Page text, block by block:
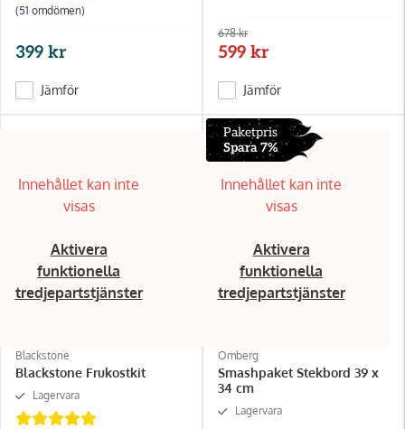
(51 omdömen)
399 kr
Jämför
678 kr
599 kr
Jämför
Innehållet kan inte
visas
Aktivera
funktionella
tredjepartstjänster
Blackstone
Blackstone Frukostkit
Lagervara
Paketpris
Spara 7%
Innehållet kan inte
visas
Aktivera
funktionella
tredjepartstjänster
Omberg
Smashpaket Stekbord 39 x
34 cm
Lagervara